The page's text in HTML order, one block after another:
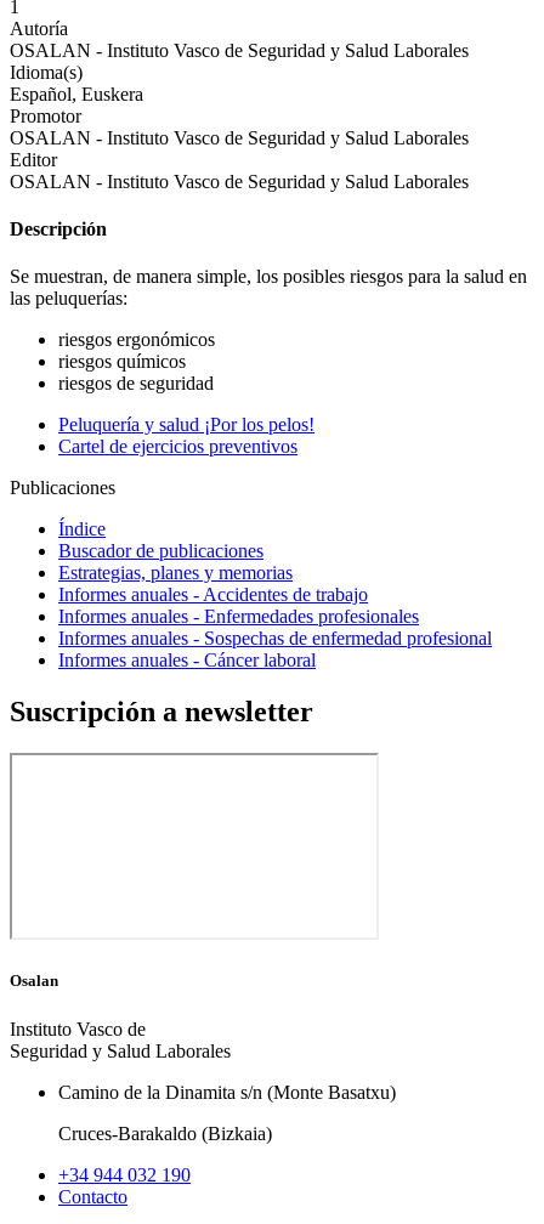
1
Autoría
OSALAN - Instituto Vasco de Seguridad y Salud Laborales
Idioma(s)
Español, Euskera
Promotor
OSALAN - Instituto Vasco de Seguridad y Salud Laborales
Editor
OSALAN - Instituto Vasco de Seguridad y Salud Laborales
Descripción
Se muestran, de manera simple, los posibles riesgos para la salud en
las peluquerías:
riesgos ergonómicos
riesgos químicos
riesgos de seguridad
Peluquerí­a y salud ¡Por los pelos!
Cartel de ejercicios preventivos
Publicaciones
Índice
Buscador de publicaciones
Estrategias, planes y memorias
Informes anuales - Accidentes de trabajo
Informes anuales - Enfermedades profesionales
Informes anuales - Sospechas de enfermedad profesional
Informes anuales - Cáncer laboral
Suscripción a newsletter
Osalan
Instituto Vasco de
Seguridad y Salud Laborales
Camino de la Dinamita s/n (Monte Basatxu)
Cruces-Barakaldo (Bizkaia)
+34 944 032 190
Contacto